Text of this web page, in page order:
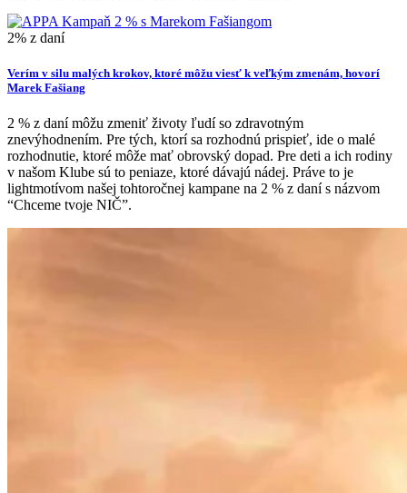
2% z daní
Verím v silu malých krokov, ktoré môžu viesť k veľkým zmenám, hovorí
Marek Fašiang
2 % z daní môžu zmeniť životy ľudí so zdravotným
znevýhodnením. Pre tých, ktorí sa rozhodnú prispieť, ide o malé
rozhodnutie, ktoré môže mať obrovský dopad. Pre deti a ich rodiny
v našom Klube sú to peniaze, ktoré dávajú nádej. Práve to je
lightmotívom našej tohtoročnej kampane na 2 % z daní s názvom
“Chceme tvoje NIČ”.